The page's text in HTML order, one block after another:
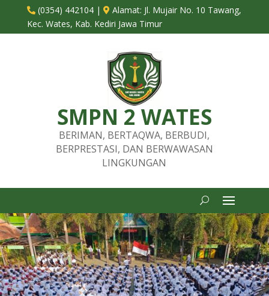
 (0354) 442104|  Alamat: Jl. Mujair No. 10 Tawang,
Kec. Wates, Kab. Kediri Jawa Timur
SMPN 2 WATES
BERIMAN, BERTAQWA, BERBUDI,
BERPRESTASI, DAN BERWAWASAN
LINGKUNGAN